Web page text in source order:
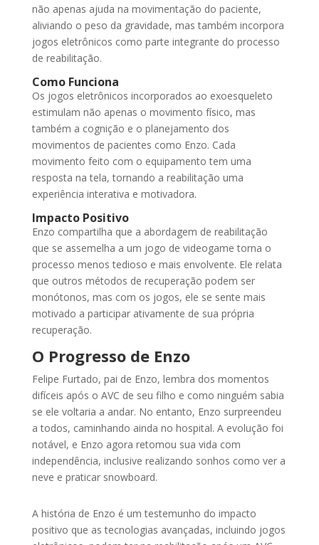
não apenas ajuda na movimentação do paciente,
aliviando o peso da gravidade, mas também incorpora
jogos eletrônicos como parte integrante do processo
de reabilitação.
Como Funciona
Os jogos eletrônicos incorporados ao exoesqueleto
estimulam não apenas o movimento físico, mas
também a cognição e o planejamento dos
movimentos de pacientes como Enzo. Cada
movimento feito com o equipamento tem uma
resposta na tela, tornando a reabilitação uma
experiência interativa e motivadora.
Impacto Positivo
Enzo compartilha que a abordagem de reabilitação
que se assemelha a um jogo de videogame torna o
processo menos tedioso e mais envolvente. Ele relata
que outros métodos de recuperação podem ser
monótonos, mas com os jogos, ele se sente mais
motivado a participar ativamente de sua própria
recuperação.
O Progresso de Enzo
Felipe Furtado, pai de Enzo, lembra dos momentos
difíceis após o AVC de seu filho e como ninguém sabia
se ele voltaria a andar. No entanto, Enzo surpreendeu
a todos, caminhando ainda no hospital. A evolução foi
notável, e Enzo agora retomou sua vida com
independência, inclusive realizando sonhos como ver a
neve e praticar snowboard.
A história de Enzo é um testemunho do impacto
positivo que as tecnologias avançadas, incluindo jogos